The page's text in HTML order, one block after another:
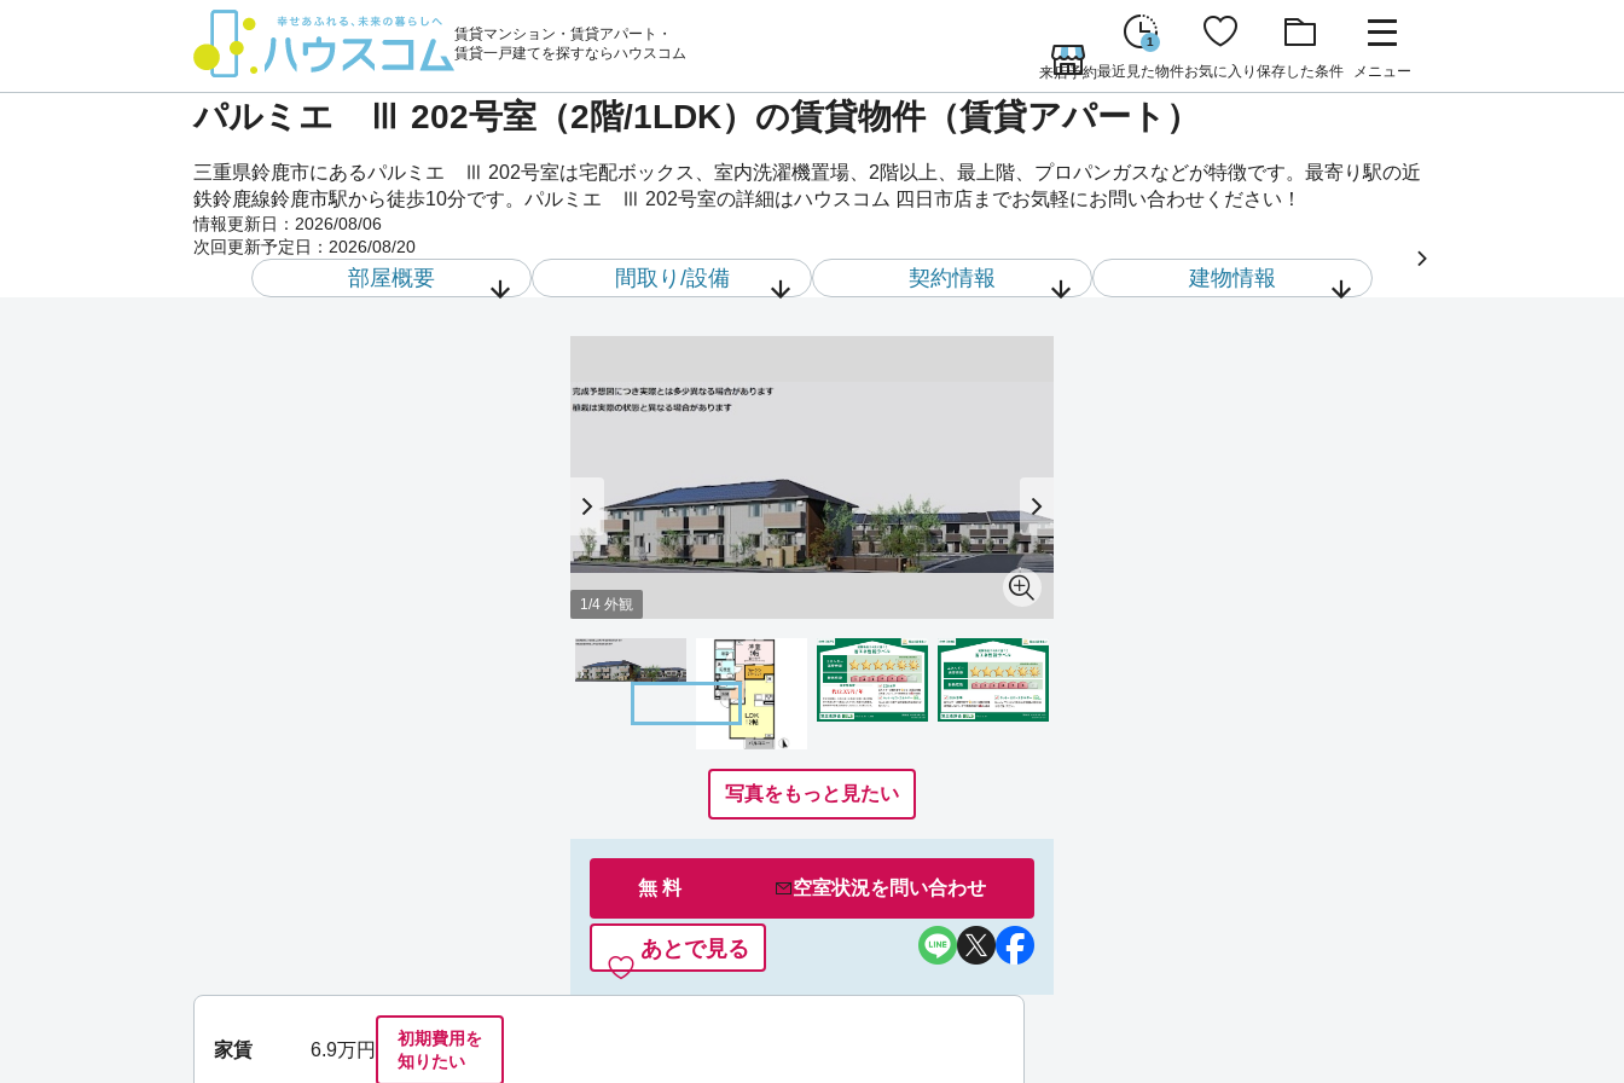
賃貸マンション・賃貸アパート・
賃貸一戸建てを探すならハウスコム
来店予約
1
最近見た物件お気に入り 保存した条件 メニュー
パルミエ Ⅲ 202号室（2階/1LDK）の賃貸物件（賃貸アパート）
三重県鈴鹿市にあるパルミエ Ⅲ 202号室は宅配ボックス、室内洗濯機置場、2階以上、最上階、プロパンガスなどが特徴です。最寄り駅の近
鉄鈴鹿線鈴鹿市駅から徒歩10分です。パルミエ Ⅲ 202号室の詳細はハウスコム 四日市店までお気軽にお問い合わせください！
情報更新日： 2026/08/06
次回更新予定日： 2026/08/20
部屋概要 間取り/設備 契約情報 建物情報
1/4 外観
写真をもっと見たい
無 料 空室状況を問い合わせ
あとで見る
家賃 6.9万円
初期費用を
知りたい